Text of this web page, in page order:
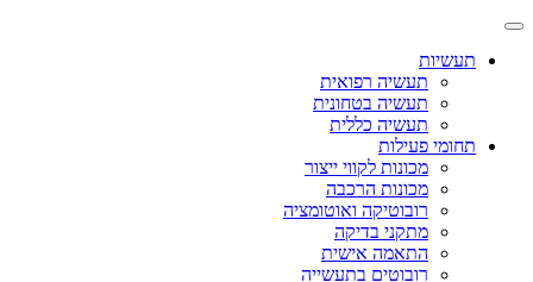
תעשיות
תעשיה רפואית
תעשיה בטחונית
תעשיה כללית
תחומי פעילות
מכונות לקווי ייצור
מכונות הרכבה
רובוטיקה ואוטומציה
מתקני בדיקה
התאמה אישית
רובוטים בתעשייה